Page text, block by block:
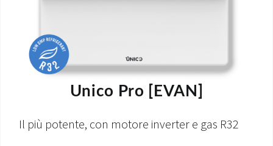
Unico Pro [EVAN]
Il più potente, con motore inverter e gas R32